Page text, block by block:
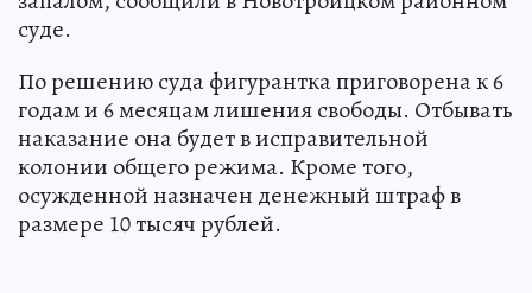
суде.
По решению суда фигурантка приговорена к 6
годам и 6 месяцам лишения свободы. Отбывать
наказание она будет в исправительной
колонии общего режима. Кроме того,
осужденной назначен денежный штраф в
размере 10 тысяч рублей.